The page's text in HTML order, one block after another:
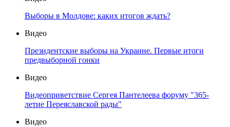
Выборы в Молдове: каких итогов ждать?
Видео
Президентские выборы на Украине. Первые итоги
предвыборной гонки
Видео
Видеоприветствие Сергея Пантелеева форуму "365-
летие Переяславской рады"
Видео